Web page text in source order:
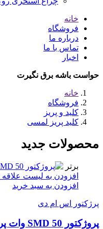
خانه
فروشگاه
درباره ما
تماس با ما
اخبار
حواست باشه برق نگیرت
خانه
فروشگاه
کلید و پریز
کلید پریز لمسی
محصولات جدید
برتر
افزودن به لیست
افزودن به سبد خرید
پرژکتور اس ام دی
پروژکتور SMD 50 وات پرشین لایت ایران